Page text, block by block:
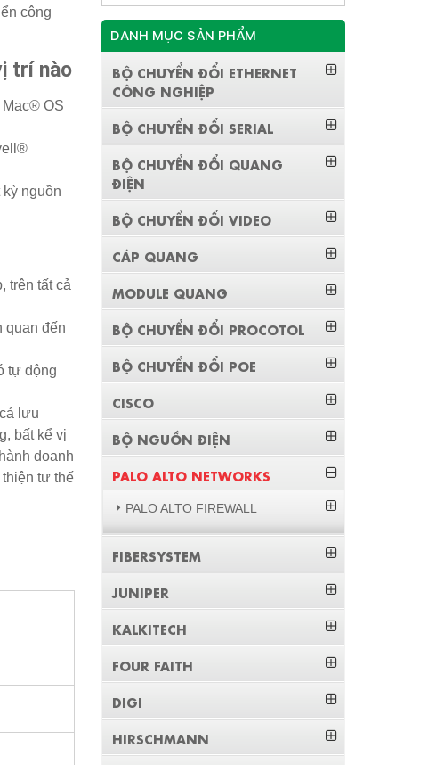
công
trí nào
OS
nguồn
trên tất cả
quan đến
tự động
lưu
bất kể vị
doanh
tư thế
DANH MỤC SẢN PHẨM
BỘ CHUYỂN ĐỔI ETHERNET
CÔNG NGHIỆP
BỘ CHUYỂN ĐỔI SERIAL
BỘ CHUYỂN ĐỔI QUANG
ĐIỆN
BỘ CHUYỂN ĐỔI VIDEO
CÁP QUANG
MODULE QUANG
BỘ CHUYỂN ĐỔI PROCOTOL
BỘ CHUYỂN ĐỔI POE
CISCO
BỘ NGUỒN ĐIỆN
PALO ALTO NETWORKS
PALO ALTO FIREWALL
FIBERSYSTEM
JUNIPER
KALKITECH
FOUR FAITH
DIGI
HIRSCHMANN